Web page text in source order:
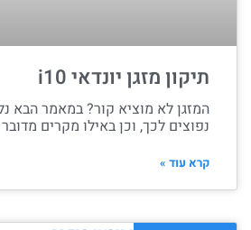
תיקון מזגן יונדאי i10
המזגן לא מוציא קור? במאמר הבא
נפוצים לכך, וכן באילו מקרים מדובר
קרא עוד »